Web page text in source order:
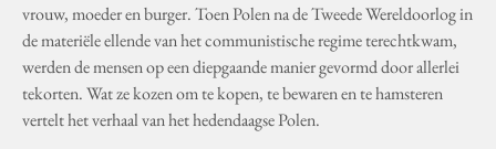
vrouw, moeder en burger. Toen Polen na de Tweede Wereldoorlog in
de materiële ellende van het communistische regime terechtkwam,
werden de mensen op een diepgaande manier gevormd door allerlei
tekorten. Wat ze kozen om te kopen, te bewaren en te hamsteren
vertelt het verhaal van het hedendaagse Polen.